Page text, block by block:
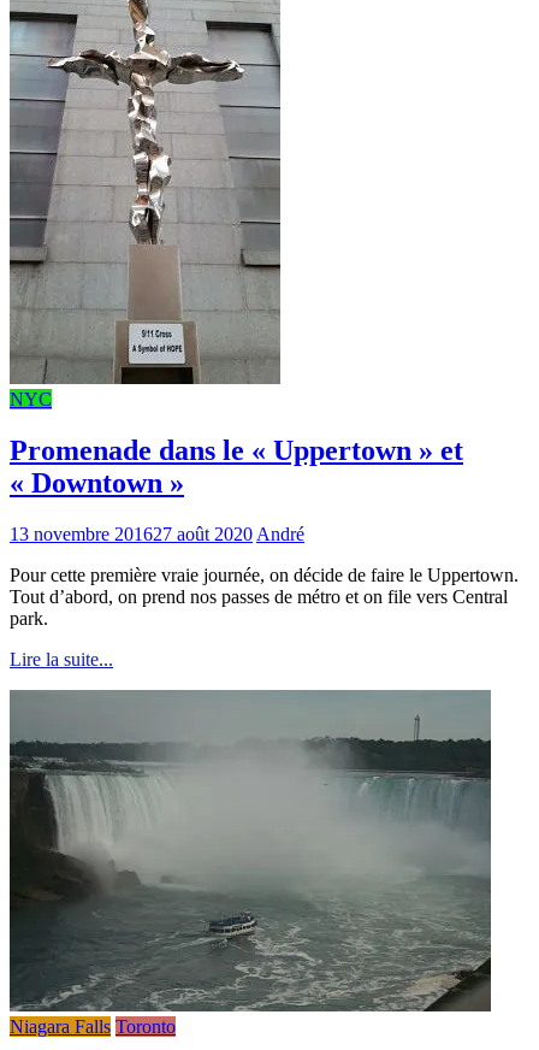
NYC
Promenade dans le « Uppertown » et
« Downtown »
13 novembre 201627 août 2020 André
Pour cette première vraie journée, on décide de faire le Uppertown.
Tout d’abord, on prend nos passes de métro et on file vers Central
park.
Lire la suite...
Niagara Falls Toronto